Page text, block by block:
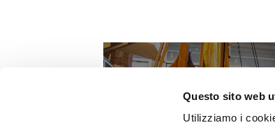
Questo sito web
Utilizziamo i